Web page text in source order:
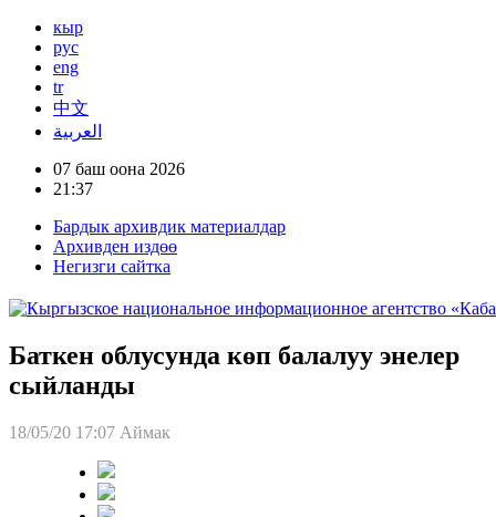
кыр
рус
eng
tr
中文
العربية
07 баш оона 2026
21:37
Бардык архивдик материалдар
Архивден издөө
Негизги сайтка
Баткен облусунда көп балалуу энелер
сыйланды
18/05/20 17:07 Аймак